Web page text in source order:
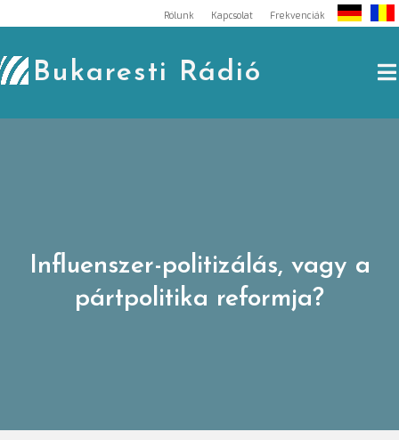
to
content
Rólunk Kapcsolat Frekvenciák
Bukaresti Rádió
Influenszer-politizálás, vagy a
pártpolitika reformja?